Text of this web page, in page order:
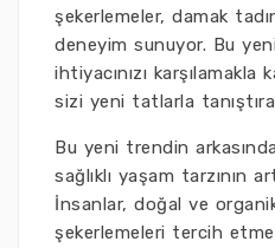
şekerlemeler, damak
deneyim sunuyor. Bu
ihtiyacınızı karşılamakla
sizi yeni tatlarla
Bu yeni trendin
sağlıklı yaşam tarzının
İnsanlar, doğal ve
şekerlemeleri tercih